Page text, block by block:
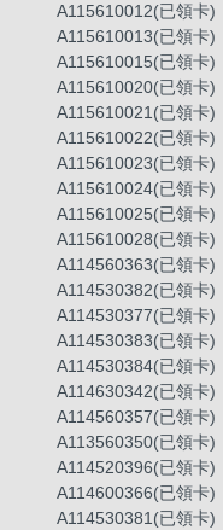
A115610012(已領卡)
A115610013(已領卡)
A115610015(已領卡)
A115610020(已領卡)
A115610021(已領卡)
A115610022(已領卡)
A115610023(已領卡)
A115610024(已領卡)
A115610025(已領卡)
A115610028(已領卡)
A114560363(已領卡)
A114530382(已領卡)
A114530377(已領卡)
A114530383(已領卡)
A114530384(已領卡)
A114630342(已領卡)
A114560357(已領卡)
A113560350(已領卡)
A114520396(已領卡)
A114600366(已領卡)
A114530381(已領卡)